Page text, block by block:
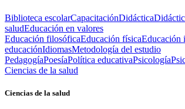
Biblioteca escolarCapacitaciónDidáctica
saludEducación en valores
Educación filosóficaEducación físicaEducación
educaciónIdiomasMetodología del estudio
PedagogíaPoesíaPolítica educativaPsicología
Ciencias de la salud
Ciencias de la salud